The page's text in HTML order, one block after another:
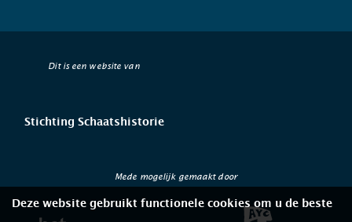
Dit is een website van
Stichting Schaatshistorie
Mede mogelijk gemaakt door
Deze website gebruikt functionele cookies om u de beste